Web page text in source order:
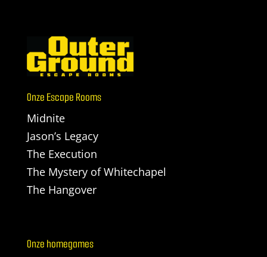
Onze Escape Rooms
Midnite
Jason’s Legacy
The Execution
The Mystery of Whitechapel
The Hangover
Onze homegames